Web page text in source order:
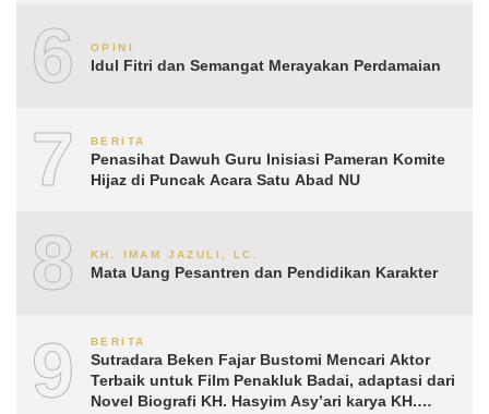
6 OPINI
Idul Fitri dan Semangat Merayakan Perdamaian
7 BERITA
Penasihat Dawuh Guru Inisiasi Pameran Komite
Hijaz di Puncak Acara Satu Abad NU
8 KH. IMAM JAZULI, LC.
Mata Uang Pesantren dan Pendidikan Karakter
9 BERITA
Sutradara Beken Fajar Bustomi Mencari Aktor
Terbaik untuk Film Penakluk Badai, adaptasi dari
Novel Biografi KH. Hasyim Asy’ari karya KH.